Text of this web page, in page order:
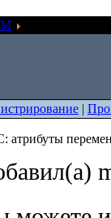
|
атрибуты